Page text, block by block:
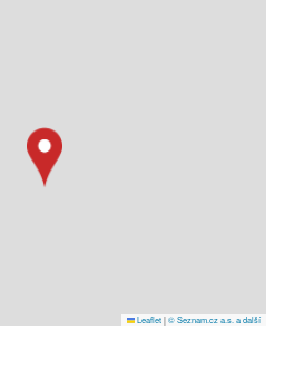
Leaflet|© Seznam.cz a.s. a další